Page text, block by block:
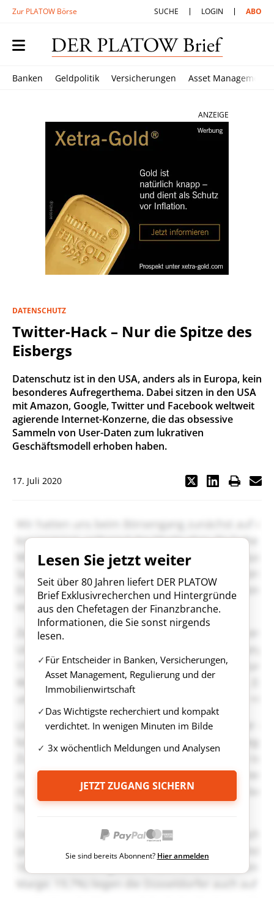
Zur PLATOW Börse SUCHE LOGIN ABO
Banken Geldpolitik Versicherungen Asset Management
ANZEIGE
DATENSCHUTZ
Twitter-Hack – Nur die Spitze des
Eisbergs
Datenschutz ist in den USA, anders als in Europa, kein
besonderes Aufregerthema. Dabei sitzen in den USA
mit Amazon, Google, Twitter und Facebook weltweit
agierende Internet-Konzerne, die das obsessive
Sammeln von User-Daten zum lukrativen
Geschäftsmodell erhoben haben.
17. Juli 2020
Lesen Sie jetzt weiter
Seit über 80 Jahren liefert DER PLATOW
Brief Exklusivrecherchen und Hintergründe
aus den Chefetagen der Finanzbranche.
Informationen, die Sie sonst nirgends
lesen.
Für Entscheider in Banken, Versicherungen,
Asset Management, Regulierung und der
Immobilienwirtschaft
Das Wichtigste recherchiert und kompakt
verdichtet. In wenigen Minuten im Bilde
3x wöchentlich Meldungen und Analysen
JETZT ZUGANG SICHERN
Sie sind bereits Abonnent? Hier anmelden